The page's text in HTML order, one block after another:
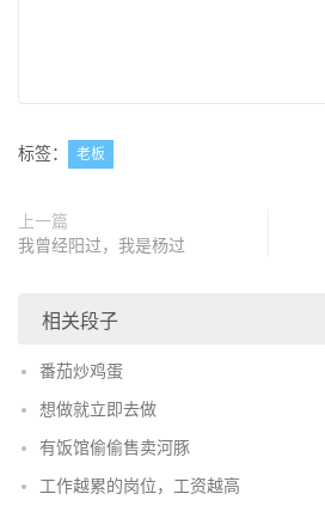
标签： 老板
上一篇
我曾经阳过，我是杨过
相关段子
番茄炒鸡蛋
想做就立即去做
有饭馆偷偷售卖河豚
工作越累的岗位，工资越高